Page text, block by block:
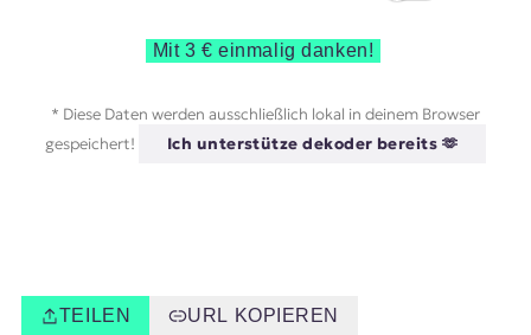
Mit 3 € einmalig danken!
* Diese Daten werden ausschließlich lokal in deinem Browser
gespeichert!
Ich unterstütze dekoder bereits 🫶
TEILEN URL KOPIEREN